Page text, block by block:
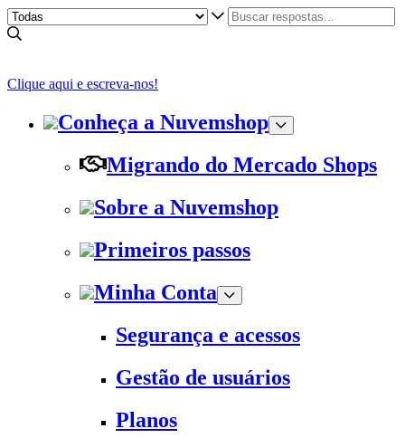
Clique aqui e escreva-nos!
Conheça a Nuvemshop
Migrando do Mercado Shops
Sobre a Nuvemshop
Primeiros passos
Minha Conta
Segurança e acessos
Gestão de usuários
Planos